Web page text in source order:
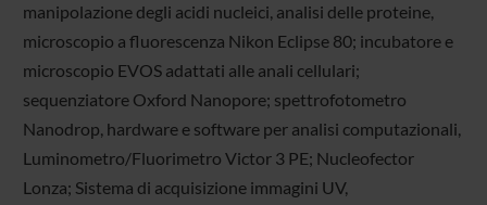
manipolazione degli acidi nucleici, analisi delle proteine,
microscopio a fluorescenza Nikon Eclipse 80; incubatore e
microscopio EVOS adattati alle anali cellulari;
sequenziatore Oxford Nanopore; spettrofotometro
Nanodrop, hardware e software per analisi computazionali,
Luminometro/Fluorimetro Victor 3 PE; Nucleofector
Lonza; Sistema di acquisizione immagini UV,